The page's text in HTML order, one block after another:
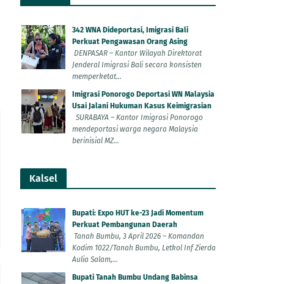
342 WNA Dideportasi, Imigrasi Bali
Perkuat Pengawasan Orang Asing
DENPASAR – Kantor Wilayah Direktorat
Jenderal Imigrasi Bali secara konsisten
memperketat...
Imigrasi Ponorogo Deportasi WN Malaysia
Usai Jalani Hukuman Kasus Keimigrasian
SURABAYA – Kantor Imigrasi Ponorogo
mendeportasi warga negara Malaysia
berinisial MZ...
Kalsel
Bupati: Expo HUT ke-23 Jadi Momentum
Perkuat Pembangunan Daerah
Tanah Bumbu, 3 April 2026 – Komandan
Kodim 1022/Tanah Bumbu, Letkol Inf Zierda
Aulia Salam,...
Bupati Tanah Bumbu Undang Babinsa